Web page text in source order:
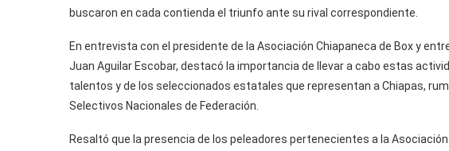
buscaron en cada contienda el triunfo ante su rival correspondiente.
En entrevista con el presidente de la Asociación Chiapaneca de Box y
Juan Aguilar Escobar, destacó la importancia de llevar a cabo estas
talentos y de los seleccionados estatales que representan a Chiapas,
Selectivos Nacionales de Federación.
Resaltó que la presencia de los peleadores pertenecientes a la